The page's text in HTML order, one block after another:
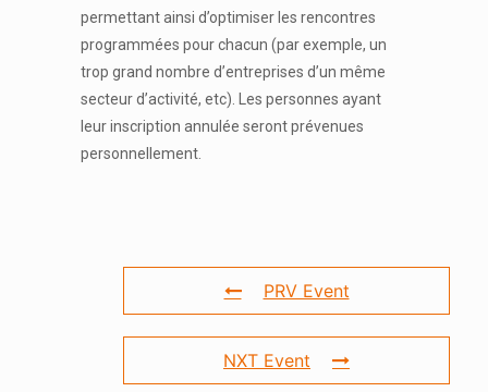
permettant ainsi d’optimiser les rencontres
programmées pour chacun (par exemple, un
trop grand nombre d’entreprises d’un même
secteur d’activité, etc). Les personnes ayant
leur inscription annulée seront prévenues
personnellement.
PRV Event
NXT Event